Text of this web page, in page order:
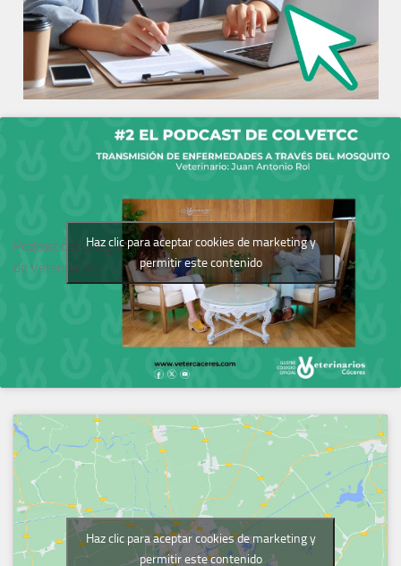
Podcast del Colegio
de Veterinarios
Haz clic para aceptar cookies de marketing y
permitir este contenido
Haz clic para aceptar cookies de marketing y
permitir este contenido